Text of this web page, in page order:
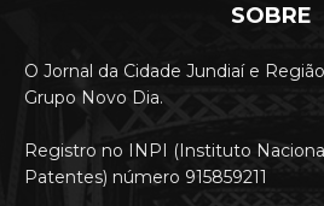
SOBRE
O Jornal da Cidade Jundiaí e
Grupo Novo Dia.
Registro no INPI (Instituto
Patentes) número 915859211